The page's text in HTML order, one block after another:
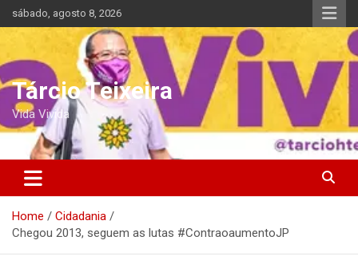
Skip
to
sábado, agosto 8, 2026
Tárcio Teixeira
Vida Vivida
Home
Cidadania
Chegou 2013, seguem as lutas #ContraoaumentoJP